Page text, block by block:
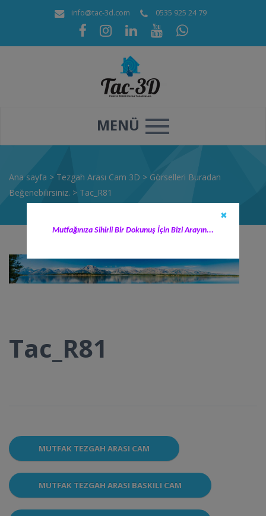
info@tac-3d.com 0535 925 24 79
MENÜ
Ana sayfa > Tezgah Arası Cam 3D > Görselleri Buradan
Beğenebilirsiniz. > Tac_R81
Tac_R81
MUTFAK TEZGAH ARASI CAM
MUTFAK TEZGAH ARASI BASKILI CAM
Mutfağınıza Sihirli Bir Dokunuş İçin Bizi Arayın...
✖